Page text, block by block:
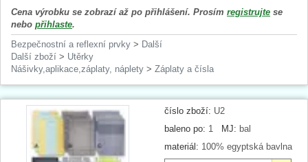
Cena výrobku se zobrazí až po přihlášení. Prosím registrujte se
nebo přihlaste.
Bezpečnostní a reflexní prvky > Další
Další zboží > Utěrky
Nášivky,aplikace,záplaty, náplety > Záplaty a čísla
číslo zboží: U2
baleno po: 1 MJ: bal
materiál: 100% egyptská bavlna